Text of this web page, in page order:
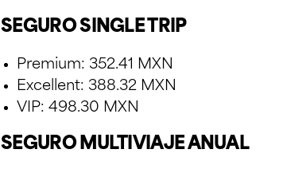
SEGURO SINGLE TRIP
Premium: 352.41 MXN
Excellent: 388.32 MXN
VIP: 498.30 MXN
SEGURO MULTIVIAJE ANUAL